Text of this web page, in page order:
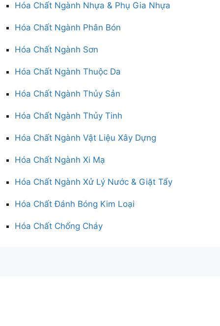
Hóa Chất Ngành Nhựa & Phụ Gia Nhựa
Hóa Chất Ngành Phân Bón
Hóa Chất Ngành Sơn
Hóa Chất Ngành Thuộc Da
Hóa Chất Ngành Thủy Sản
Hóa Chất Ngành Thủy Tinh
Hóa Chất Ngành Vật Liệu Xây Dựng
Hóa Chất Ngành Xi Mạ
Hóa Chất Ngành Xử Lý Nước & Giặt Tẩy
Hóa Chất Đánh Bóng Kim Loại
Hóa Chất Chống Cháy